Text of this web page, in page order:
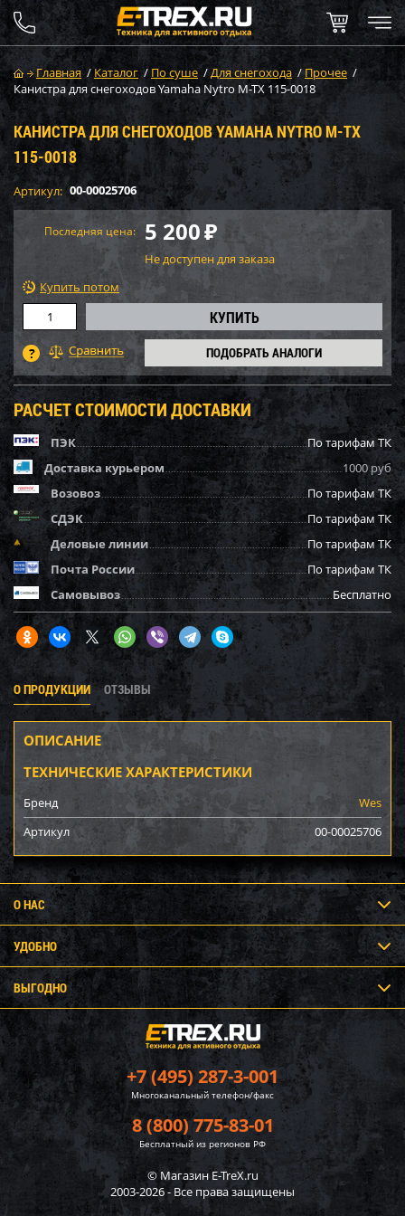
Главная / Каталог / По суше /Для снегохода /Прочее /
Канистра для снегоходов Yamaha Nytro M-TX 115-0018
КАНИСТРА ДЛЯ СНЕГОХОДОВ YAMAHA NYTRO M-TX
115-0018
Артикул: 00-00025706
Последняя цена: 5 200₽
Не доступен для заказа
Купить потом
ПОДОБРАТЬ АНАЛОГИ
РАСЧЕТ СТОИМОСТИ ДОСТАВКИ
ПЭК
По тарифам ТК
Доставка курьером
1000 руб
Возовоз
По тарифам ТК
СДЭК
По тарифам ТК
Деловые линии
По тарифам ТК
Почта России
По тарифам ТК
Самовывоз
Бесплатно
О ПРОДУКЦИИ ОТЗЫВЫ
ОПИСАНИЕ
ТЕХНИЧЕСКИЕ ХАРАКТЕРИСТИКИ
Бренд
Wes
Артикул
00-00025706
+7 (495) 287-3-001
Многоканальный телефон/факс
8 (800) 775-83-01
Бесплатный из регионов РФ
© Магазин E-TreX.ru
2003-2026 - Все права защищены
О НАС
УДОБНО
ВЫГОДНО